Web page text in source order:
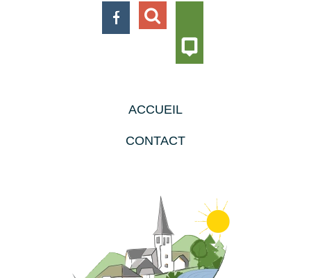
ACCUEIL
CONTACT